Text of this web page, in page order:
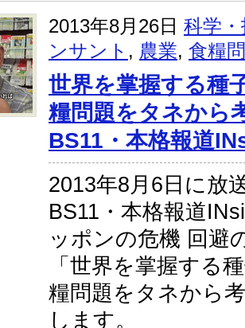
2013年8月26日 科学
ンサント , 農業, 食糧
世界を掌握する種
糧問題をタネから
BS11・本格報道
2013年8月6日に放
BS11・本格報道
ッポンの危機 回避
「世界を掌握する
糧問題をタネから
します。